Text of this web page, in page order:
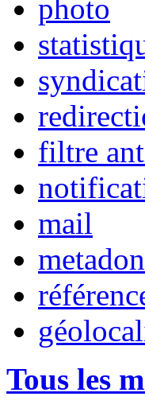
photo
filtre
mail
Tous les